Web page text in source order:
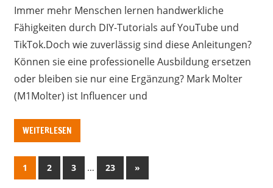
Immer mehr Menschen lernen handwerkliche
Fähigkeiten durch DIY-Tutorials auf YouTube und
TikTok.Doch wie zuverlässig sind diese Anleitungen?
Können sie eine professionelle Ausbildung ersetzen
oder bleiben sie nur eine Ergänzung? Mark Molter
(M1Molter) ist Influencer und
WEITERLESEN
Seitennummerierung
1 2 3 … 23
Nächste
Beiträge
»